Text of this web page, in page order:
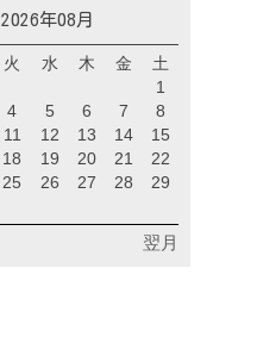
2026年08月
火 水 木 金
土
1
4 5 6 7
8
11 12 13 14
15
18 19 20 21
22
25 26 27 28
29
翌月